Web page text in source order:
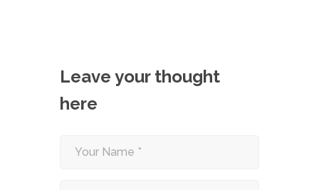
Leave your thought
here